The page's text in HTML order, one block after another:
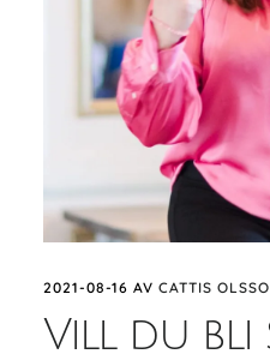
2021-08-16 AV CATTIS
Vill du bli